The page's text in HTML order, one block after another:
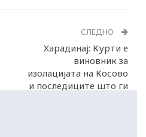
СЛЕДНО
Харадинај: Курти е
виновник за
изолацијата на Косово
и последиците што ги